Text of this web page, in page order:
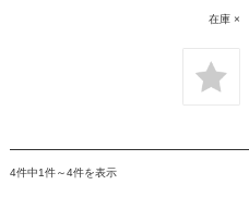
在庫 ×
4件中1件～4件を表示